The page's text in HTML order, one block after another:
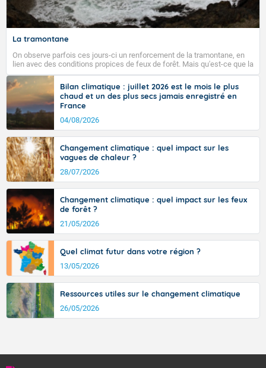
La tramontane
On observe parfois ces jours-ci un renforcement de la tramontane, en
lien avec des conditions propices de feux de forêt. Mais qu'est-ce que la
tramontane ? Quelles sont ses caractéristiques ? La tramontane est un
vent turbulent soufflant de secteur nord-ouest à nord, ou ouest à nord-
ouest, dans un secteur qui part du Roussillon à la vallée de l’Aude et à
l’ouest de l’Hérault. L’étymologie de ce vent vient du latin trasmontanus,
signifiant au-delà des monts, en allusion aux régions montagneuses
d’où provient ce vent.
Bilan climatique : juillet 2026 est le mois le plus
chaud et un des plus secs jamais enregistré en
France
04/08/2026
Changement climatique : quel impact sur les
vagues de chaleur ?
28/07/2026
Changement climatique : quel impact sur les feux
de forêt ?
21/05/2026
Quel climat futur dans votre région ?
13/05/2026
Ressources utiles sur le changement climatique
26/05/2026